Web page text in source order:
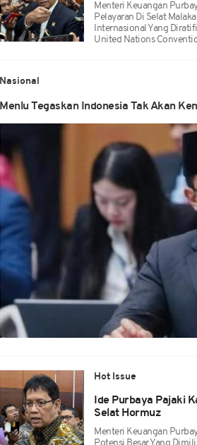
Menteri Keuangan
Pelayaran Di Selat
Internasional Yang
United Nations
Nasional
Menlu Tegaskan Indonesia Tak Akan
Hot Issue
Ide Purbaya Pajaki
Selat Hormuz
Menteri Keuangan